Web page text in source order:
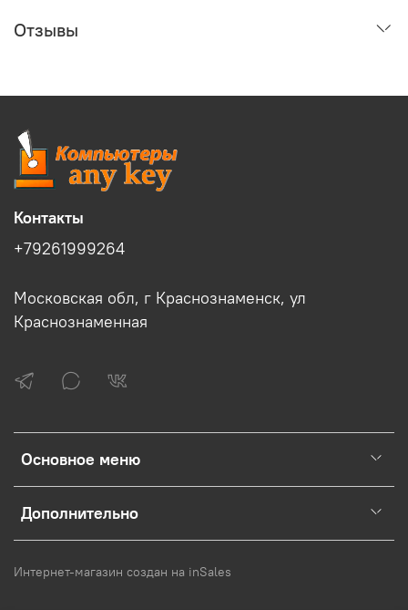
Отзывы
Основное меню
Дополнительно
Контакты
+79261999264
Московская обл, г Краснознаменск, ул
Краснознаменная
Интернет-магазин создан на inSales